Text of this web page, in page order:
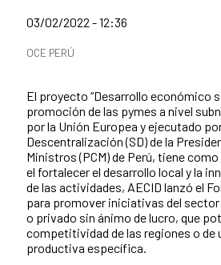
Date of publication of the news item
03/02/2022 - 12:36
News categories
OCE PERÚ
El proyecto “Desarrollo económico
promoción de las pymes a nivel
por la Unión Europea y ejecutado
Descentralización (SD) de la
Ministros (PCM) de Perú, tiene
el fortalecer el desarrollo local y la
de las actividades, AECID lanzó el
para promover iniciativas del
o privado sin ánimo de lucro, que
competitividad de las regiones o de
productiva específica.